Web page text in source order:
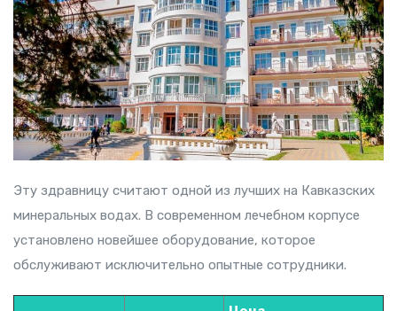
Эту здравницу считают одной из лучших на Кавказских
минеральных водах. В современном лечебном корпусе
установлено новейшее оборудование, которое
обслуживают исключительно опытные сотрудники.